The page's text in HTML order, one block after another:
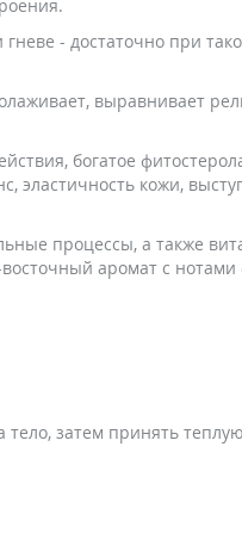
- достаточно при
выравнивает
богатое
эластичность кожи,
процессы, а также
аромат с нотами
затем принять